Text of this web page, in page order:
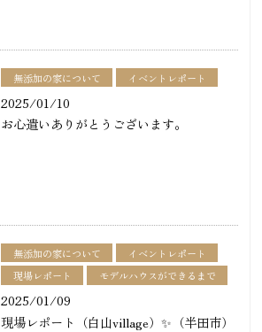
無添加の家について イベントレポート
2025/01/10
お心遣いありがとうございます。
無添加の家について
イベントレポート
現場レポート
モデルハウスができるまで
2025/01/09
現場レポート（白山village）✨（半田市）